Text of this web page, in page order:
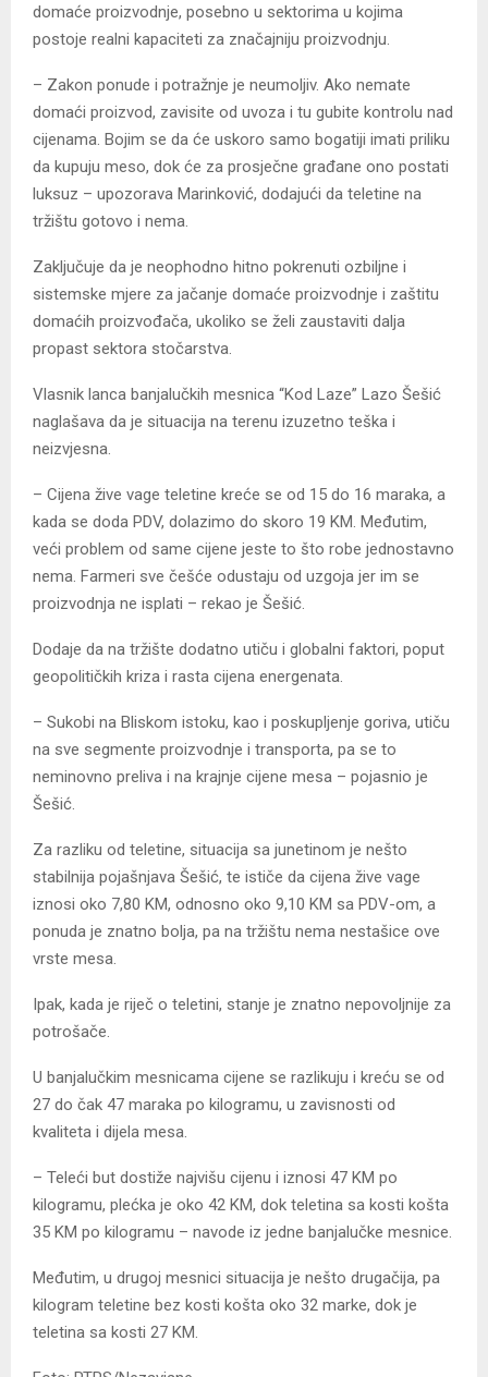
domaće proizvodnje, posebno u sektorima u kojima
postoje realni kapaciteti za značajniju proizvodnju.
– Zakon ponude i potražnje je neumoljiv. Ako nemate
domaći proizvod, zavisite od uvoza i tu gubite kontrolu nad
cijenama. Bojim se da će uskoro samo bogatiji imati priliku
da kupuju meso, dok će za prosječne građane ono postati
luksuz – upozorava Marinković, dodajući da teletine na
tržištu gotovo i nema.
Zaključuje da je neophodno hitno pokrenuti ozbiljne i
sistemske mjere za jačanje domaće proizvodnje i zaštitu
domaćih proizvođača, ukoliko se želi zaustaviti dalja
propast sektora stočarstva.
Vlasnik lanca banjalučkih mesnica “Kod Laze” Lazo Šešić
naglašava da je situacija na terenu izuzetno teška i
neizvjesna.
– Cijena žive vage teletine kreće se od 15 do 16 maraka, a
kada se doda PDV, dolazimo do skoro 19 KM. Međutim,
veći problem od same cijene jeste to što robe jednostavno
nema. Farmeri sve češće odustaju od uzgoja jer im se
proizvodnja ne isplati – rekao je Šešić.
Dodaje da na tržište dodatno utiču i globalni faktori, poput
geopolitičkih kriza i rasta cijena energenata.
– Sukobi na Bliskom istoku, kao i poskupljenje goriva, utiču
na sve segmente proizvodnje i transporta, pa se to
neminovno preliva i na krajnje cijene mesa – pojasnio je
Šešić.
Za razliku od teletine, situacija sa junetinom je nešto
stabilnija pojašnjava Šešić, te ističe da cijena žive vage
iznosi oko 7,80 KM, odnosno oko 9,10 KM sa PDV-om, a
ponuda je znatno bolja, pa na tržištu nema nestašice ove
vrste mesa.
Ipak, kada je riječ o teletini, stanje je znatno nepovoljnije za
potrošače.
U banjalučkim mesnicama cijene se razlikuju i kreću se od
27 do čak 47 maraka po kilogramu, u zavisnosti od
kvaliteta i dijela mesa.
– Teleći but dostiže najvišu cijenu i iznosi 47 KM po
kilogramu, plećka je oko 42 KM, dok teletina sa kosti košta
35 KM po kilogramu – navode iz jedne banjalučke mesnice.
Međutim, u drugoj mesnici situacija je nešto drugačija, pa
kilogram teletine bez kosti košta oko 32 marke, dok je
teletina sa kosti 27 KM.